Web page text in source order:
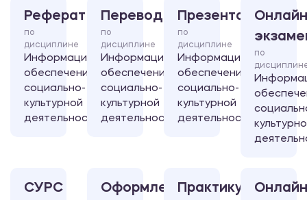
Реферат
по
дисциплине
Информационное
обеспечение
социально-
культурной
деятельности
Перевод
по
дисциплине
Информационное
обеспечение
социально-
культурной
деятельности
Презентация
по
дисциплине
Информационное
обеспечение
социально-
культурной
деятельности
по
СУРС
ОформлениеПрактикум